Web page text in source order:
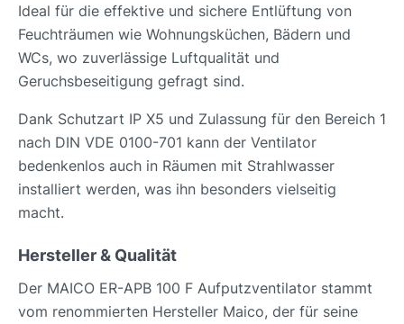
Ideal für die effektive und sichere Entlüftung von
Feuchträumen wie Wohnungsküchen, Bädern und
WCs, wo zuverlässige Luftqualität und
Geruchsbeseitigung gefragt sind.
Dank Schutzart IP X5 und Zulassung für den Bereich 1
nach DIN VDE 0100-701 kann der Ventilator
bedenkenlos auch in Räumen mit Strahlwasser
installiert werden, was ihn besonders vielseitig
macht.
Hersteller & Qualität
Der MAICO ER-APB 100 F Aufputzventilator stammt
vom renommierten Hersteller Maico, der für seine